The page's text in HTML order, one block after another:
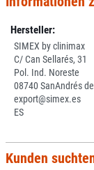
Hersteller:
SIMEX by clinimax
C/ Can Sellarés, 31
Pol. Ind. Noreste
08740 SanAndrés
export@simex.es
ES
Kunden